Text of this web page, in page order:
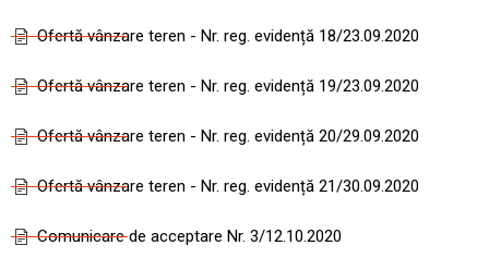
Ofertă vânzare teren - Nr. reg. evidență 18/23.09.2020
Ofertă vânzare teren - Nr. reg. evidență 19/23.09.2020
Ofertă vânzare teren - Nr. reg. evidență 20/29.09.2020
Ofertă vânzare teren - Nr. reg. evidență 21/30.09.2020
Comunicare de acceptare Nr. 3/12.10.2020